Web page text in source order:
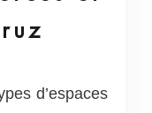
d’espaces